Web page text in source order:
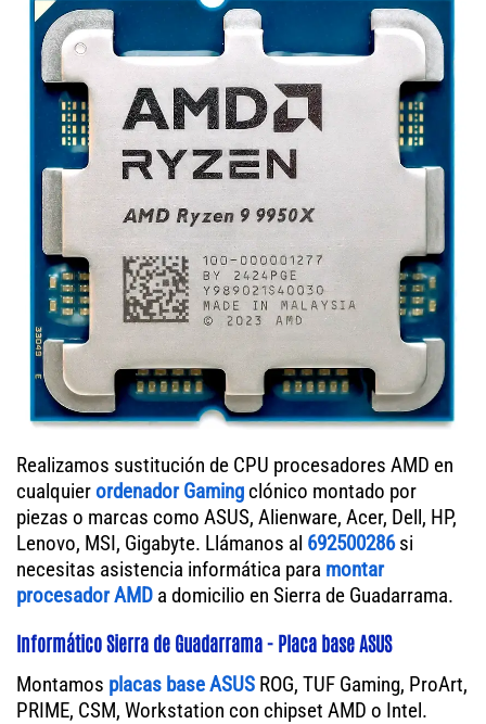
Realizamos sustitución de CPU procesadores AMD en
cualquierordenador Gaming clónico montado por
piezas o marcas como ASUS, Alienware, Acer, Dell, HP,
Lenovo, MSI, Gigabyte. Llámanos al 692500286si
necesitas asistencia informática para montar
procesador AMD a domicilio en Sierra de Guadarrama.
Informático Sierra de Guadarrama - Placa base ASUS
Montamos placas base ASUS ROG, TUF Gaming, ProArt,
PRIME, CSM, Workstation con chipset AMD o Intel.